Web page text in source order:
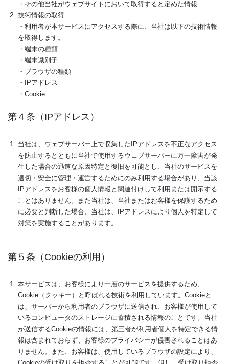
・その他当社がウェブサイトにおいて取得すると定めた情報
技術情報の取得
・利用者が本サービスにアクセスする際に、当社は以下の技術情報
を取得します。
・端末の種類
・端末識別子
・ブラウザの種類
・IPアドレス
・Cookie
第４条（IPアドレス）
当社は、ウェブサーバー上で収集したIPアドレスを不正なアクセス
を防止するとともに当社で使用するウェブサーバーに万一障害が発
生した場合の迅速な原因特定と復旧を可能とし、当社のサービスを
適切・安全に管理・運営するためにのみ利用する場合があり、当該
IPアドレスをお客様の個人情報と関連付けして利用または開示する
ことはありません。また当社は、当社またはお客様を保護するため
に必要と判断した場合、当社は、IPアドレスにより個人を特定して
対策を実施することがあります。
第５条（Cookieの利用）
本サービスは、お客様により一層のサービスを提供するため、
Cookie（クッキー）と呼ばれる技術を利用しています。Cookieと
は、サーバーから利用者のブラウザに送信され、お客様が使用して
いるコンピュータのストレージに蓄積される情報のことです。当社
が送信するCookieの情報には、第三者が利用者個人を特定できる情
報は含まれておらず、お客様のプライバシーが侵害されることはあ
りません。また、お客様は、使用しているブラウザの設定により、